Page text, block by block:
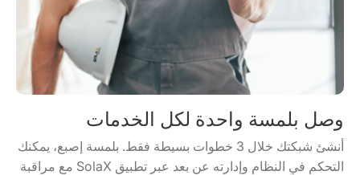
وصل بلمسة واحدة لكل الخدمات
أنشئ شبكتك خلال 3 خطوات بسيطة فقط. بلمسة إصبع، يمكنك
التحكم في النظام وإدارته عن بعد عبر تطبيق SolaX مع مراقبة